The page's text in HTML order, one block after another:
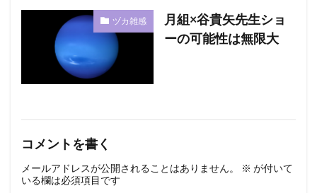
ヅカ雑感
月組×谷貴矢先生ショ
ーの可能性は無限大
コメントを書く
メールアドレスが公開されることはありません。 ※ が付いて
いる欄は必須項目です